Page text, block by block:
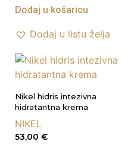
Dodaj u košaricu
Dodaj u listu želja
Nikel hidris intezivna
hidratantna krema
NIKEL
53,00 €